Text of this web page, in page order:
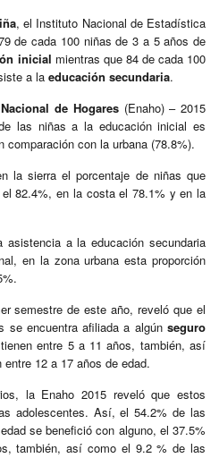
, el Instituto Nacional de Estadística
de cada 100 niñas de 3 a 5 años de
inicial mientras que 84 de cada 100
a la educación secundaria.
de Hogares(Enaho) – 2015
las niñas a la educación inicial es
comparación con la urbana (78.8%).
la sierra el porcentaje de niñas que
82.4%, en la costa el 78.1% y en la
a la educación secundaria
en la zona urbana esta proporción
semestre de este año, reveló que el
encuentra afiliada a algún seguro
entre 5 a 11 años, también, así
12 a 17 años de edad.
la Enaho 2015 reveló que estos
adolescentes. Así, el 54.2% de las
se benefició con alguno, el 37.5%
también, así como el 9.2 % de las